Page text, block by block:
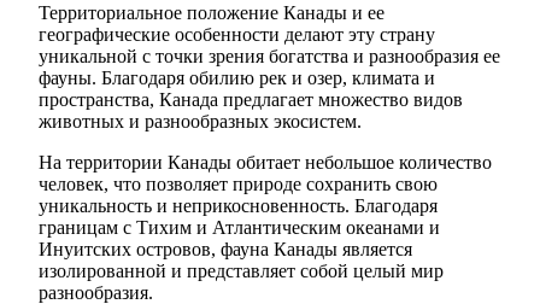
Территориальное положение Канады и ее
географические особенности делают эту страну
уникальной с точки зрения богатства и разнообразия ее
фауны. Благодаря обилию рек и озер, климата и
пространства, Канада предлагает множество видов
животных и разнообразных экосистем.
На территории Канады обитает небольшое количество
человек, что позволяет природе сохранить свою
уникальность и неприкосновенность. Благодаря
границам с Тихим и Атлантическим океанами и
Инуитских островов, фауна Канады является
изолированной и представляет собой целый мир
разнообразия.